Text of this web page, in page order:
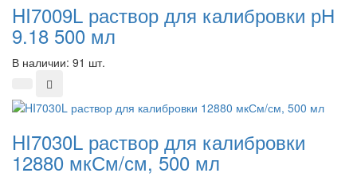
HI7009L раствор для калибровки рН
9.18 500 мл
В наличии: 91 шт.
HI7030L раствор для калибровки
12880 мкСм/см, 500 мл